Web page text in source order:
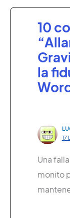
10
la
17
Una
monito